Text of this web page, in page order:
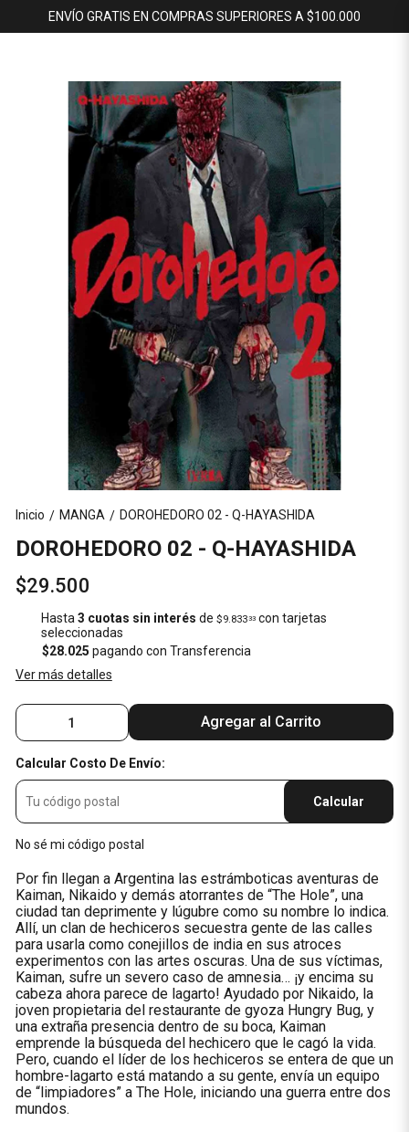
ENVÍO GRATIS EN COMPRAS SUPERIORES A $100.000
Inicio / MANGA / DOROHEDORO 02 - Q-HAYASHIDA
DOROHEDORO 02 - Q-HAYASHIDA
$29.500
Hasta 3 cuotas sin interés de $9.83333con tarjetas
seleccionadas
$28.025 pagando con Transferencia
Ver más detalles
Agregar al Carrito
Calcular Costo De Envío:
Calcular
No sé mi código postal
Por fin llegan a Argentina las estrámboticas aventuras de
Kaiman, Nikaido y demás atorrantes de “The Hole”, una
ciudad tan deprimente y lúgubre como su nombre lo indica.
Allí, un clan de hechiceros secuestra gente de las calles
para usarla como conejillos de india en sus atroces
experimentos con las artes oscuras. Una de sus víctimas,
Kaiman, sufre un severo caso de amnesia… ¡y encima su
cabeza ahora parece de lagarto! Ayudado por Nikaido, la
joven propietaria del restaurante de gyoza Hungry Bug, y
una extraña presencia dentro de su boca, Kaiman
emprende la búsqueda del hechicero que le cagó la vida.
Pero, cuando el líder de los hechiceros se entera de que un
hombre-lagarto está matando a su gente, envía un equipo
de “limpiadores” a The Hole, iniciando una guerra entre dos
mundos.